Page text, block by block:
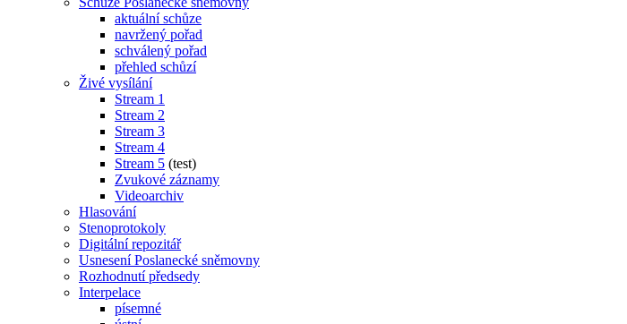
aktuální schůze
navržený pořad
schválený pořad
přehled schůzí
Živé vysílání
Stream 1
Stream 2
Stream 3
Stream 4
Stream 5 (test)
Zvukové záznamy
Videoarchiv
Hlasování
Stenoprotokoly
Digitální repozitář
Usnesení Poslanecké sněmovny
Rozhodnutí předsedy
Interpelace
písemné